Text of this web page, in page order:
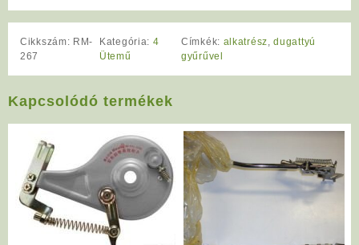
Cikkszám: RM-
267
Kategória: 4
Ütemű
Címkék: alkatrész,dugattyú
gyűrűvel
Kapcsolódó termékek